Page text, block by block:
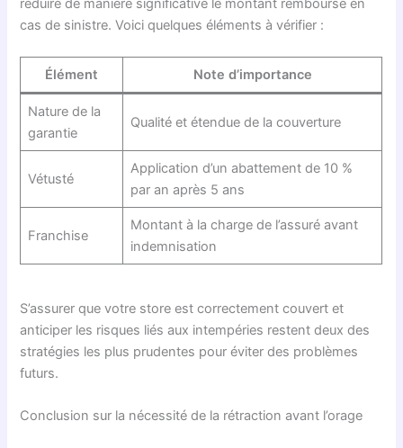
réduire de manière significative le montant remboursé en
cas de sinistre. Voici quelques éléments à vérifier :
Élément Note d’importance
Nature de la
garantie
Qualité et étendue de la couverture
Vétusté
Application d’un abattement de 10 %
par an après 5 ans
Franchise
Montant à la charge de l’assuré avant
indemnisation
S’assurer que votre store est correctement couvert et
anticiper les risques liés aux intempéries restent deux des
stratégies les plus prudentes pour éviter des problèmes
futurs.
Conclusion sur la nécessité de la rétraction avant l’orage